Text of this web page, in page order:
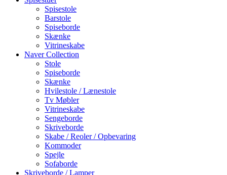
Spisestole
Barstole
Spiseborde
Skænke
Vitrineskabe
Naver Collection
Stole
Spiseborde
Skænke
Hvilestole / Lænestole
Tv Møbler
Vitrineskabe
Sengeborde
Skriveborde
Skabe / Reoler / Opbevaring
Kommoder
Spejle
Sofaborde
Skriveborde / Lamper